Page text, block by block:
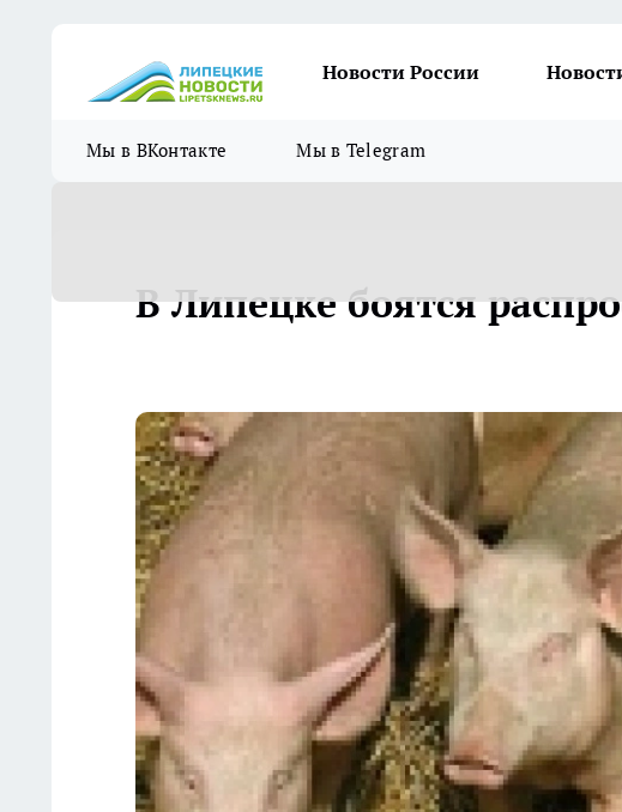
Новости России
Мы в ВКонтакте Мы в Telegram
В Липецке боятся